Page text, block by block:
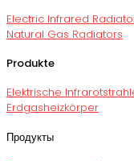
Electric Infrared
Natural Gas Radiators
Produkte
Elektrische
Erdgasheizkörper
Продукты